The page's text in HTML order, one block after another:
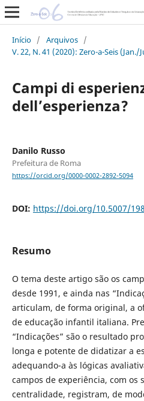
Início / Arquivos /
V. 22, N. 41 (2020): Zero-a-Seis (Jan./
Campi di
dell’esperienza?
Danilo Russo
Prefeitura de Roma
https://orcid.org/0000-0002-2892-5094
DOI: https://doi.org/10.5007/
Resumo
O tema deste artigo são os
desde 1991, e ainda nas
articulam, de forma original, a
de educação infantil italiana.
“Indicações” são o resultado
longa e potente de didatizar a
adequando-a às lógicas
campos de experiência, com os
centralidade, registram, de